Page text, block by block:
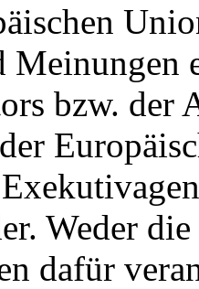
Meinungen
bzw. der
Weder
dafür